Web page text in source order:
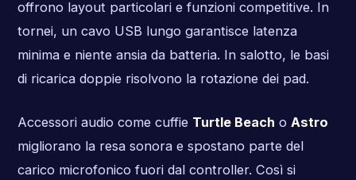
offrono layout particolari e funzioni competitive. In
tornei, un cavo USB lungo garantisce latenza
minima e niente ansia da batteria. In salotto, le basi
di ricarica doppie risolvono la rotazione dei pad.
Accessori audio come cuffie Turtle Beach o Astro
migliorano la resa sonora e spostano parte del
carico microfonico fuori dal controller. Così si